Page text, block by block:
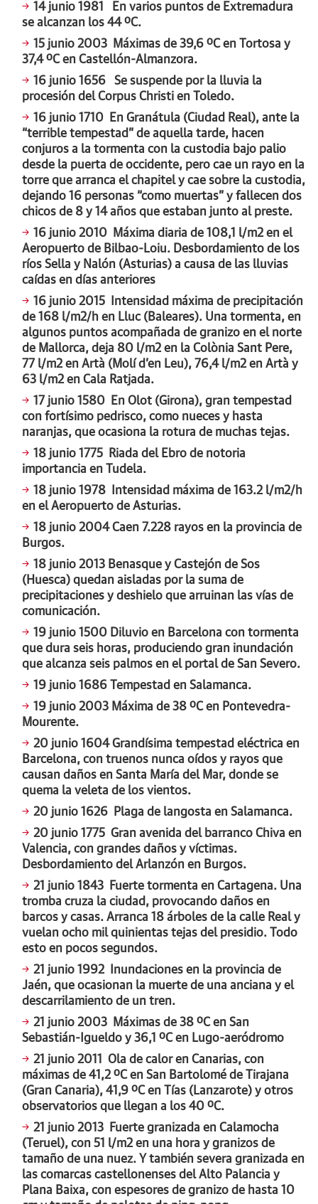
14 junio 1981
En varios puntos de Extremadura
se alcanzan los 44 ºC.
15 junio 2003
Máximas de 39,6 ºC en Tortosa y
37,4 ºC en Castellón-Almanzora.
16 junio 1656 Se suspende por la lluvia la
procesión del Corpus Christi en Toledo.
16 junio 1710
En Granátula (Ciudad Real), ante la
“terrible tempestad” de aquella tarde, hacen
conjuros a la tormenta con la custodia bajo palio
desde la puerta de occidente, pero cae un rayo en la
torre que arranca el chapitel y cae sobre la custodia,
dejando 16 personas “como muertas” y fallecen dos
chicos de 8 y 14 años que estaban junto al preste.
16 junio 2010
Máxima diaria de 108,1 l/m2 en el
Aeropuerto de Bilbao-Loiu. Desbordamiento de los
ríos Sella y Nalón (Asturias) a causa de las lluvias
caídas en días anteriores
16 junio 2015
Intensidad máxima de precipitación
de 168 l/m2/h en Lluc (Baleares). Una tormenta, en
algunos puntos acompañada de granizo en el norte
de Mallorca, deja 80 l/m2 en la Colònia Sant Pere,
77 l/m2 en Artà (Molí d’en Leu), 76,4 l/m2 en Artà y
63 l/m2 en Cala Ratjada.
17 junio 1580
En Olot (Girona), gran tempestad
con fortísimo pedrisco, como nueces y hasta
naranjas, que ocasiona la rotura de muchas tejas.
18 junio 1775
Riada del Ebro de notoria
importancia en Tudela.
18 junio 1978
Intensidad máxima de 163.2 l/m2/h
en el Aeropuerto de Asturias.
18 junio 2004Caen 7.228 rayos en la provincia de
Burgos.
18 junio 2013 Benasque y Castejón de Sos
(Huesca) quedan aisladas por la suma de
precipitaciones y deshielo que arruinan las vías de
comunicación.
19 junio 1500 Diluvio en Barcelona con tormenta
que dura seis horas, produciendo gran inundación
que alcanza seis palmos en el portal de San Severo.
19 junio 1686
Tempestad en Salamanca.
19 junio 2003 Máxima de 38 ºC en Pontevedra-
Mourente.
20 junio 1604Grandísima tempestad eléctrica en
Barcelona, con truenos nunca oídos y rayos que
causan daños en Santa María del Mar, donde se
quema la veleta de los vientos.
20 junio 1626
Plaga de langosta en Salamanca.
20 junio 1775 Gran avenida del barranco Chiva en
Valencia, con grandes daños y víctimas.
Desbordamiento del Arlanzón en Burgos.
21 junio 1843
Fuerte tormenta en Cartagena. Una
tromba cruza la ciudad, provocando daños en
barcos y casas. Arranca 18 árboles de la calle Real y
vuelan ocho mil quinientas tejas del presidio. Todo
esto en pocos segundos.
21 junio 1992
Inundaciones en la provincia de
Jaén, que ocasionan la muerte de una anciana y el
descarrilamiento de un tren.
21 junio 2003
Máximas de 38 ºC en San
Sebastián-Igueldo y 36,1 ºC en Lugo-aeródromo
21 junio 2011 Ola de calor en Canarias, con
máximas de 41,2 ºC en San Bartolomé de Tirajana
(Gran Canaria), 41,9 ºC en Tías (Lanzarote) y otros
observatorios que llegan a los 40 ºC.
21 junio 2013
Fuerte granizada en Calamocha
(Teruel), con 51 l/m2 en una hora y granizos de
tamaño de una nuez. Y también severa granizada en
las comarcas castellonenses del Alto Palancia y
Plana Baixa, con espesores de granizo de hasta 10